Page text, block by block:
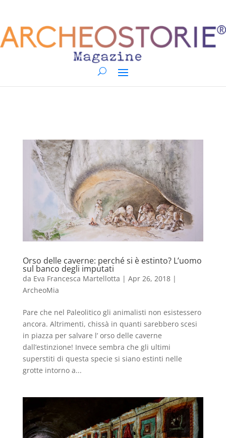
Orso delle caverne: perché si è estinto? L’uomo
sul banco degli imputati
da Eva Francesca Martellotta | Apr 26, 2018|
ArcheoMia
Pare che nel Paleolitico gli animalisti non esistessero
ancora. Altrimenti, chissà in quanti sarebbero scesi
in piazza per salvare l’ orso delle caverne
dall’estinzione! Invece sembra che gli ultimi
superstiti di questa specie si siano estinti nelle
grotte intorno a...